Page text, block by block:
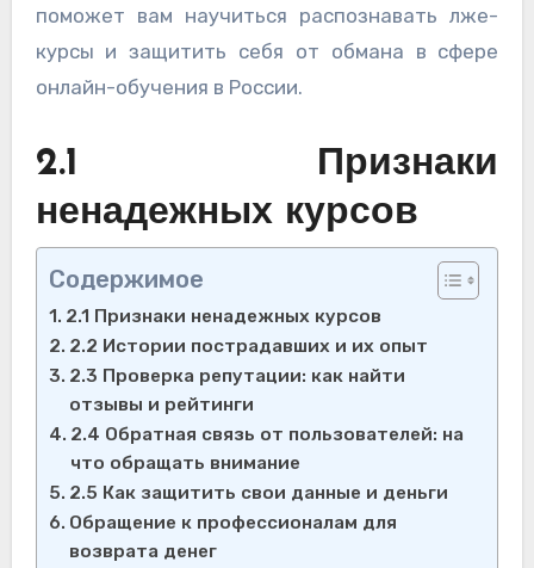
поможет вам научиться распознавать лже-
курсы и защитить себя от обмана в сфере
онлайн-обучения в России.
2.1 Признаки
ненадежных курсов
Содержимое
2.1 Признаки ненадежных курсов
2.2 Истории пострадавших и их опыт
2.3 Проверка репутации: как найти
отзывы и рейтинги
2.4 Обратная связь от пользователей: на
что обращать внимание
2.5 Как защитить свои данные и деньги
Обращение к профессионалам для
возврата денег